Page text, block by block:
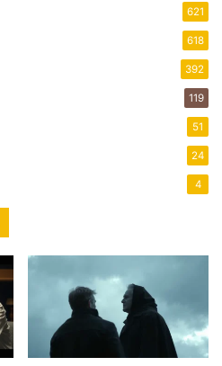
621
618
392
119
51
24
4